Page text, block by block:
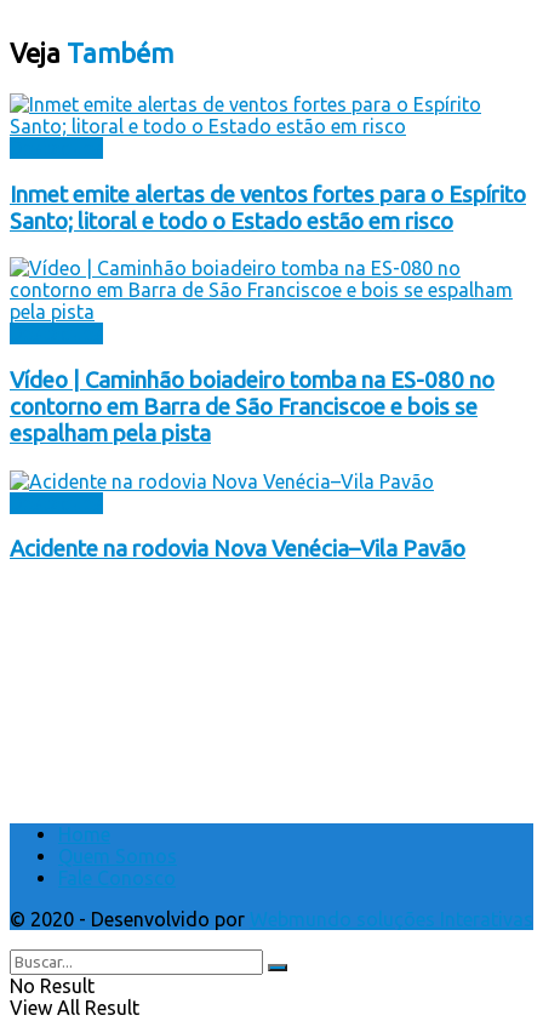
Veja Também
Inmet emite alertas de ventos fortes para o Espírito
Santo; litoral e todo o Estado estão em risco
Vídeo | Caminhão boiadeiro tomba na ES-080 no
contorno em Barra de São Franciscoe e bois se
espalham pela pista
Acidente na rodovia Nova Venécia–Vila Pavão
Home
Quem Somos
Fale Conosco
© 2020 - Desenvolvido por Webmundo soluções Interativas
No Result
View All Result